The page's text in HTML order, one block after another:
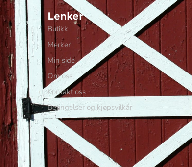
Lenker
Butikk
Merker
Min side
Om oss
Kontakt oss
Betingelser og kjøpsvilkår